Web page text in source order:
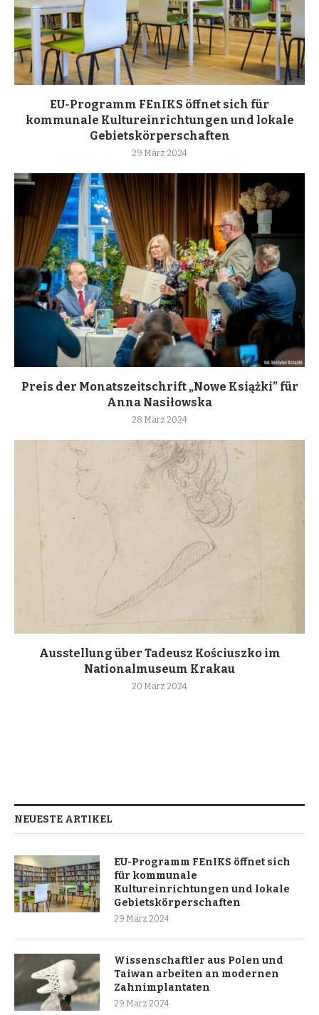
EU-Programm FEnIKS öffnet sich für
kommunale Kultureinrichtungen und lokale
Gebietskörperschaften
29 März 2024
Preis der Monatszeitschrift „Nowe Książki” für
Anna Nasiłowska
28 März 2024
Ausstellung über Tadeusz Kościuszko im
Nationalmuseum Krakau
20 März 2024
NEUESTE ARTIKEL
EU-Programm FEnIKS öffnet sich
für kommunale
Kultureinrichtungen und lokale
Gebietskörperschaften
29 März 2024
Wissenschaftler aus Polen und
Taiwan arbeiten an modernen
Zahnimplantaten
29 März 2024